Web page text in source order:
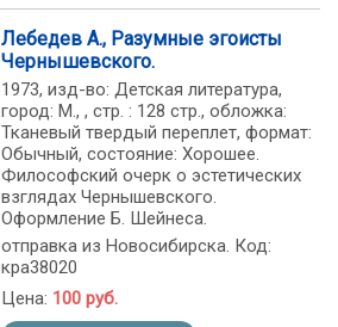
Лебедев А., Разумные эгоисты
Чернышевского.
1973, изд-во: Детская литература,
город: М., , стр. : 128 стр., обложка:
Тканевый твердый переплет, формат:
Обычный, состояние: Хорошее.
Философский очерк о эстетических
взглядах Чернышевского.
Оформление Б. Шейнеса.
отправка из Новосибирска. Код:
кра38020
Цена: 100 руб.